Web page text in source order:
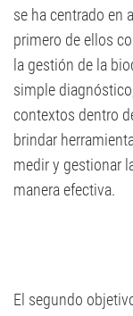
se ha centrado en
primero de ellos
la gestión de la
simple
contextos dentro
brindar
medir y gestionar
manera efectiva.
El segundo